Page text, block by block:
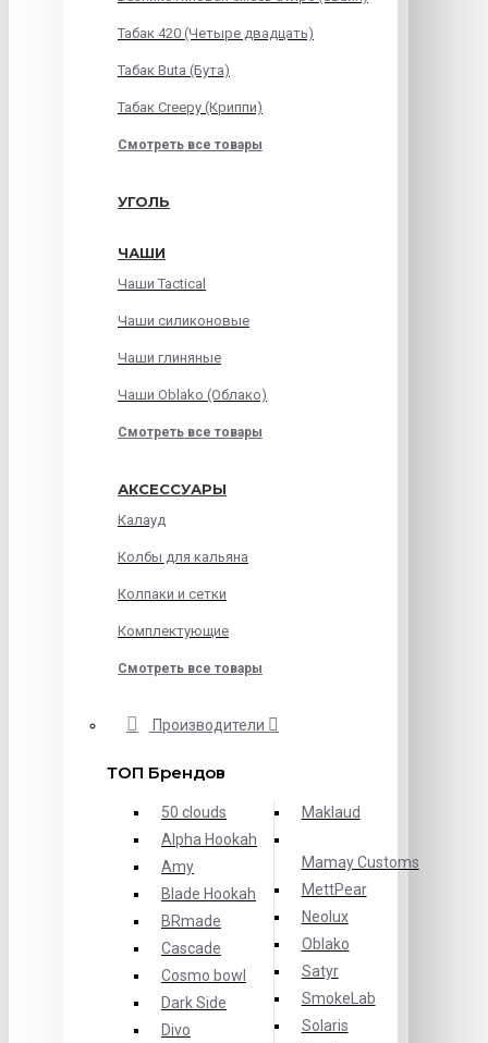
Табак 420 (Четыре двадцать)
Табак Buta (Бута)
Табак Creepy (Криппи)
Смотреть все товары
УГОЛЬ
ЧАШИ
Чаши Tactical
Чаши силиконовые
Чаши глиняные
Чаши Oblako (Облако)
Смотреть все товары
АКСЕССУАРЫ
Калауд
Колбы для кальяна
Колпаки и сетки
Комплектующие
Смотреть все товары
Производители
ТОП Брендов
50 clouds
Alpha Hookah
Amy
Blade Hookah
BRmade
Cascade
Cosmo bowl
Dark Side
Divo
Maklaud
Mamay Customs
MettPear
Neolux
Oblako
Satyr
SmokeLab
Solaris